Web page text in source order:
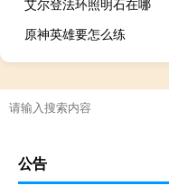
原神英雄要怎么练
公告